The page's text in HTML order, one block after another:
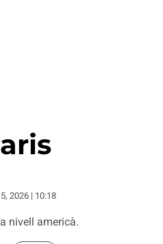
2026 | 10:18
nivell americà.